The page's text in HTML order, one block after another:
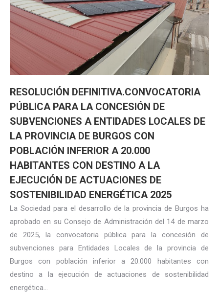
RESOLUCIÓN DEFINITIVA.CONVOCATORIA
PÚBLICA PARA LA CONCESIÓN DE
SUBVENCIONES A ENTIDADES LOCALES DE
LA PROVINCIA DE BURGOS CON
POBLACIÓN INFERIOR A 20.000
HABITANTES CON DESTINO A LA
EJECUCIÓN DE ACTUACIONES DE
SOSTENIBILIDAD ENERGÉTICA 2025
La Sociedad para el desarrollo de la provincia de Burgos ha
aprobado en su Consejo de Administración del 14 de marzo
de 2025, la convocatoria pública para la concesión de
subvenciones para Entidades Locales de la provincia de
Burgos con población inferior a 20.000 habitantes con
destino a la ejecución de actuaciones de sostenibilidad
energética…